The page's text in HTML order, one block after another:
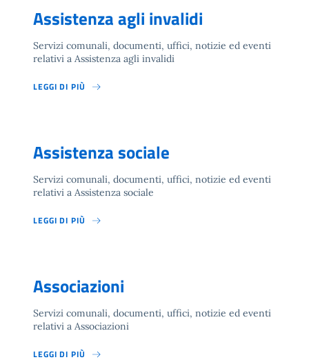
Assistenza agli invalidi
Servizi comunali, documenti, uffici, notizie ed eventi
relativi a Assistenza agli invalidi
LEGGI DI PIÙ
Assistenza sociale
Servizi comunali, documenti, uffici, notizie ed eventi
relativi a Assistenza sociale
LEGGI DI PIÙ
Associazioni
Servizi comunali, documenti, uffici, notizie ed eventi
relativi a Associazioni
LEGGI DI PIÙ